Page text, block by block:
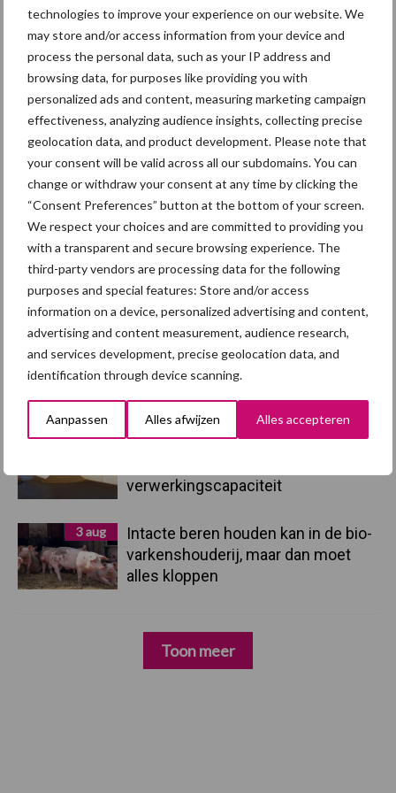
technologies to improve your experience on our website. We
may store and/or access information from your device and
process the personal data, such as your IP address and
browsing data, for purposes like providing you with
personalized ads and content, measuring marketing campaign
effectiveness, analyzing audience insights, collecting precise
geolocation data, and product development. Please note that
your consent will be valid across all our subdomains. You can
change or withdraw your consent at any time by clicking the
“Consent Preferences” button at the bottom of your screen.
We respect your choices and are committed to providing you
with a transparent and secure browsing experience. The
third-party vendors are processing data for the following
purposes and special features: Store and/or access
information on a device, personalized advertising and content,
advertising and content measurement, audience research,
and services development, precise geolocation data, and
identification through device scanning.
Aanpassen Alles afwijzen Alles accepteren
Primaire
Sidebar
Recent nieuws Partner nieuws
5 aug
“Vraag naar praktische
hygieneoplossingen is in Polen
groter dan ooit”
5 aug
Eliminatieprotocol voor
Mycoplasma hyopneumoniae
4 aug
AVP in Finland onderstreept dat
alertheid belangrijk is, zeker nu
3 aug
Vlaamse mestbalans in evenwicht
verwerkingscapaciteit
3 aug
Intacte beren houden kan in de bio-
varkenshouderij, maar dan moet
alles kloppen
Toon meer
Toon meer